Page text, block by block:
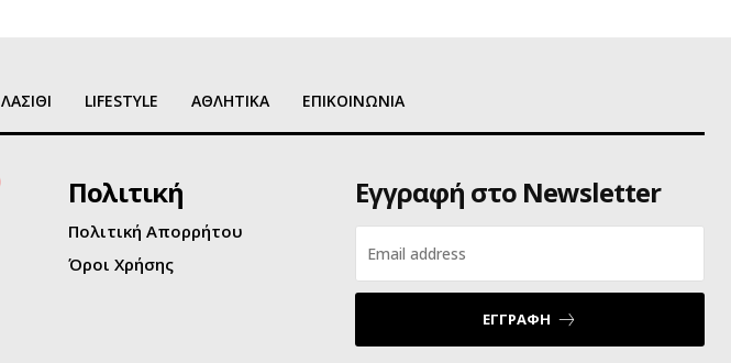
ΛΑΣΙΘΙ LIFESTYLE ΑΘΛΗΤΙΚΑ ΕΠΙΚΟΙΝΩΝΙΑ
Πολιτική
Πολιτική Απορρήτου
Όροι Χρήσης
Εγγραφή στο Newsletter
ΕΓΓΡΑΦΗ